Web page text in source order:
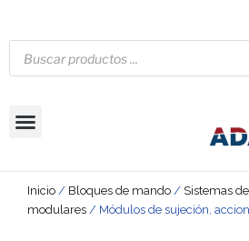
Inicio / Bloques de mando / Sistemas
modulares / Módulos de sujeción,